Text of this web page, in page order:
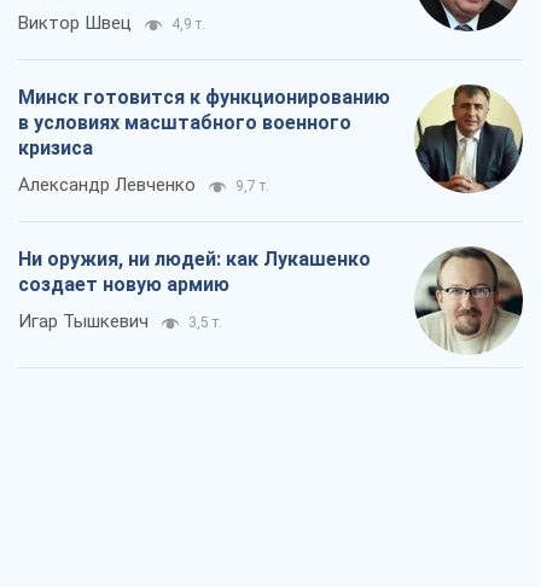
Виктор Швец 4,9 т.
Минск готовится к функционированию
в условиях масштабного военного
кризиса
Александр Левченко 9,7 т.
Ни оружия, ни людей: как Лукашенко
создает новую армию
Игар Тышкевич 3,5 т.